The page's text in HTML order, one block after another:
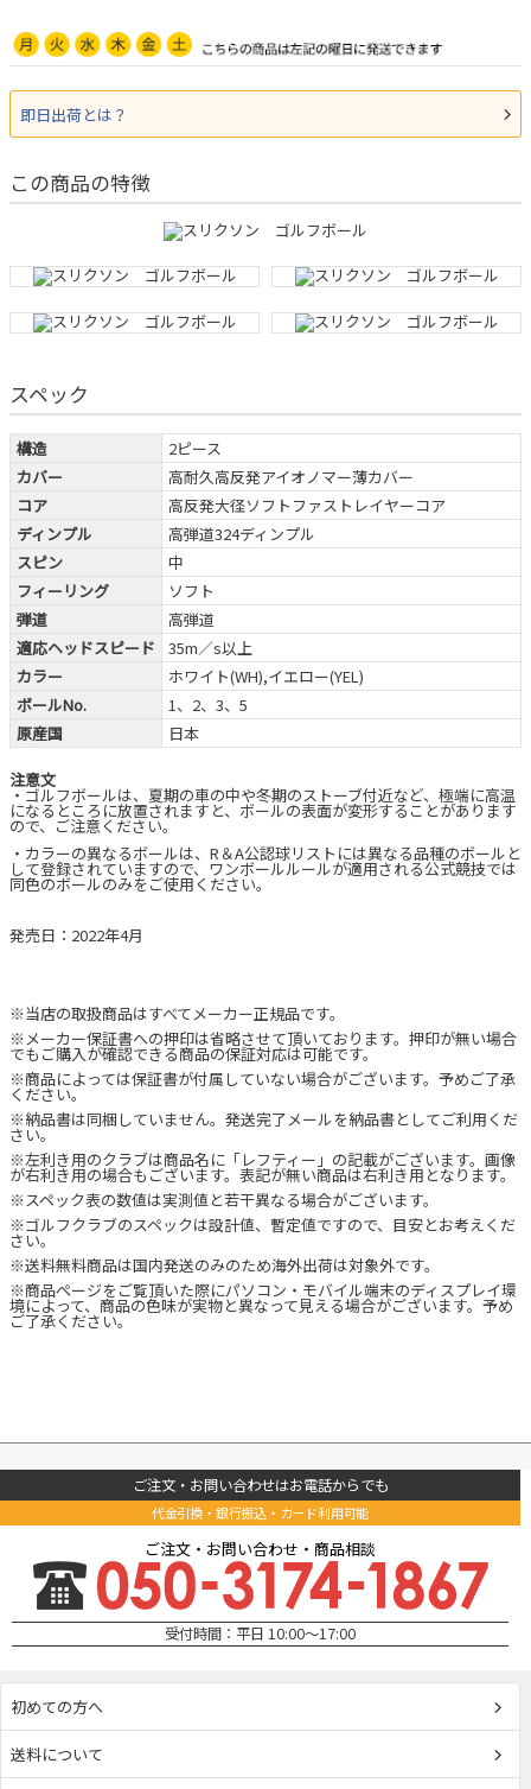
即日出荷とは？
この商品の特徴
スペック
構造
2ピース
カバー
高耐久高反発アイオノマー薄カバー
コア
高反発大径ソフトファストレイヤーコア
ディンプル
高弾道324ディンプル
スピン
中
フィーリング
ソフト
弾道
高弾道
適応ヘッドスピード
35m／s以上
カラー
ホワイト(WH),イエロー(YEL)
ボールNo.
1、2、3、5
原産国
日本
注意文
・ゴルフボールは、夏期の車の中や冬期のストーブ付近など、極端に高温
になるところに放置されますと、ボールの表面が変形することがあります
ので、ご注意ください。
・カラーの異なるボールは、R＆A公認球リストには異なる品種のボールと
して登録されていますので、ワンボールルールが適用される公式競技では
同色のボールのみをご使用ください。
発売日：2022年4月
※当店の取扱商品はすべてメーカー正規品です。
※メーカー保証書への押印は省略させて頂いております。押印が無い場合
でもご購入が確認できる商品の保証対応は可能です。
※商品によっては保証書が付属していない場合がございます。予めご了承
ください。
※納品書は同梱していません。発送完了メールを納品書としてご利用くだ
さい。
※左利き用のクラブは商品名に「レフティー」の記載がございます。画像
が右利き用の場合もございます。表記が無い商品は右利き用となります。
※スペック表の数値は実測値と若干異なる場合がございます。
※ゴルフクラブのスペックは設計値、暫定値ですので、目安とお考えくだ
さい。
※送料無料商品は国内発送のみのため海外出荷は対象外です。
※商品ページをご覧頂いた際にパソコン・モバイル端末のディスプレイ環
境によって、商品の色味が実物と異なって見える場合がございます。予め
ご了承ください。
ご注文・お問い合わせはお電話からでも
代金引換・銀行振込・カード利用可能
ご注文・お問い合わせ・商品相談
受付時間：平日 10:00～17:00
初めての方へ
送料について